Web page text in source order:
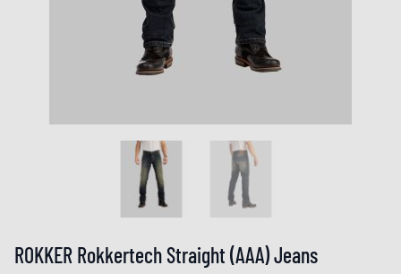
ROKKER Rokkertech Straight (AAA) Jeans